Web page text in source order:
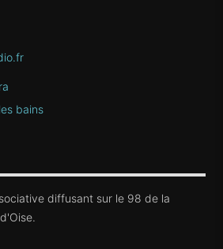
bains
diffusant sur le 98 de la